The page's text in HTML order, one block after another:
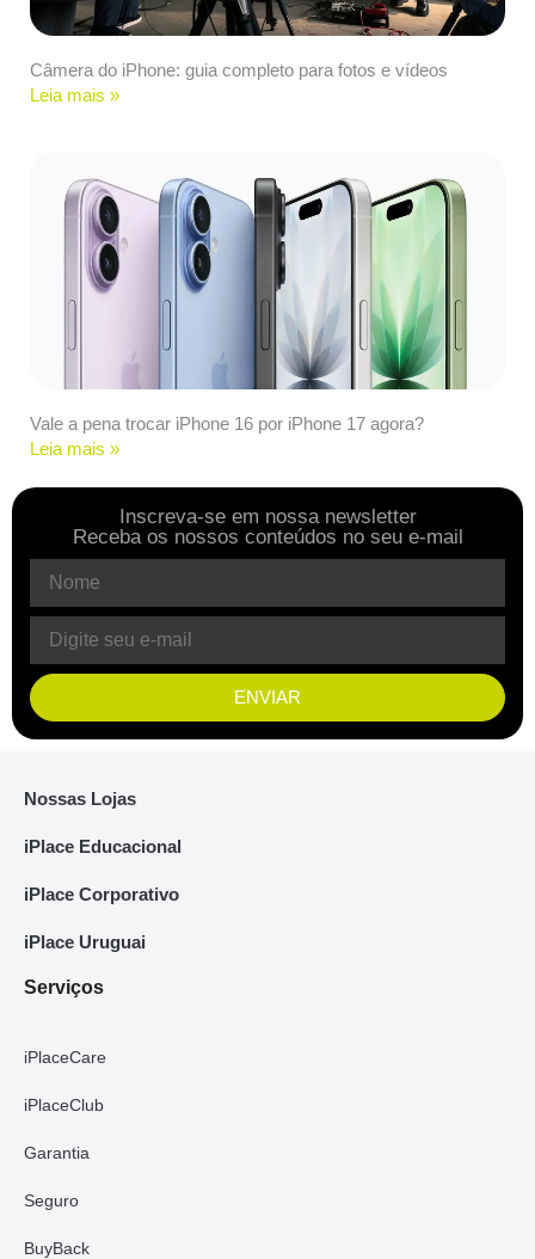
Câmera do iPhone: guia completo para fotos e vídeos
Leia mais »
Vale a pena trocar iPhone 16 por iPhone 17 agora?
Leia mais »
Inscreva-se em nossa newsletter
Receba os nossos conteúdos no seu e-mail
ENVIAR
Nossas Lojas
iPlace Educacional
iPlace Corporativo
iPlace Uruguai
Serviços
iPlaceCare
iPlaceClub
Garantia
Seguro
BuyBack